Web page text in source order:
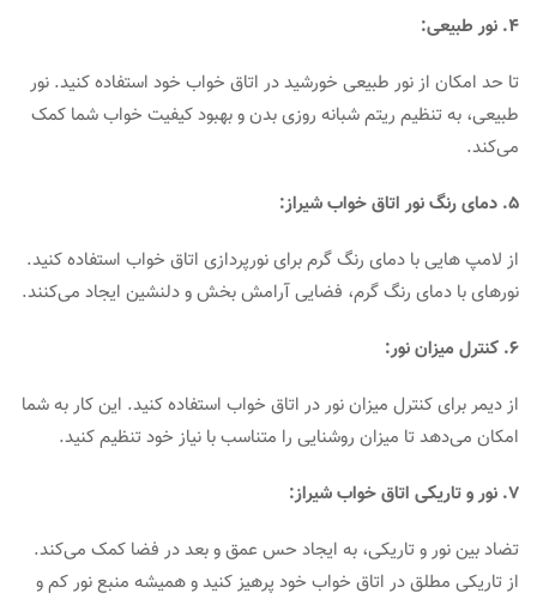
4. نور طبیعی:
تا حد امکان از نور طبیعی خورشید در اتاق خواب خود استفاده کنید. نور
طبیعی، به تنظیم ریتم شبانه ‌روزی بدن و بهبود کیفیت خواب شما کمک
می‌کند.
5. دمای رنگ نور اتاق خواب شیراز:
از لامپ ‌هایی با دمای رنگ گرم برای نورپردازی اتاق خواب استفاده کنید.
نورهای با دمای رنگ گرم، فضایی آرامش ‌بخش و دلنشین ایجاد می‌کنند.
6. کنترل میزان نور:
از دیمر برای کنترل میزان نور در اتاق خواب استفاده کنید. این کار به شما
امکان می‌دهد تا میزان روشنایی را متناسب با نیاز خود تنظیم کنید.
7. نور و تاریکی اتاق خواب شیراز:
تضاد بین نور و تاریکی، به ایجاد حس عمق و بعد در فضا کمک می‌کند.
از تاریکی مطلق در اتاق خواب خود پرهیز کنید و همیشه منبع نور کم و